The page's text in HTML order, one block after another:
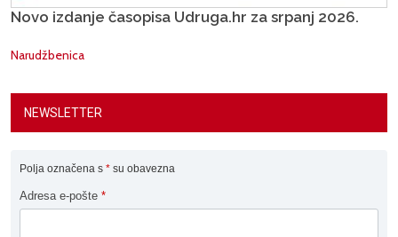
Novo izdanje časopisa Udruga.hr za srpanj 2026.
Narudžbenica
NEWSLETTER
Polja označena s * su obavezna
Adresa e-pošte *